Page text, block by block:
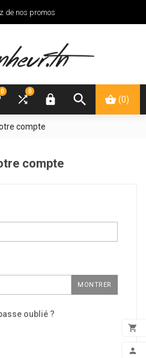


de nos promos
(0)


0
0
compte
compte
MONTRER
oublié ?